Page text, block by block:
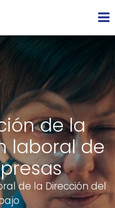
de la
laboral de
de la Dirección del